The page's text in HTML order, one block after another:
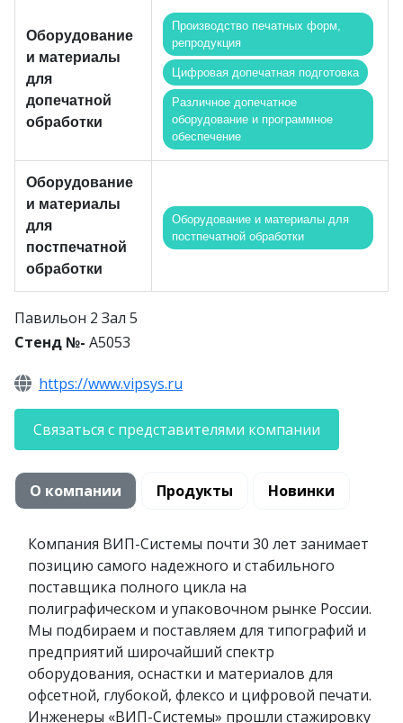
Оборудование
и материалы
для
допечатной
обработки
Производство печатных форм,
репродукция
Цифровая допечатная подготовка
Различное допечатное
оборудование и программное
обеспечение
Оборудование
и материалы
для
постпечатной
обработки
Оборудование и материалы для
постпечатной обработки
Павильон 2 Зал 5
Стенд №- A5053
https://www.vipsys.ru
Связаться с представителями компании
О компании Продукты Новинки
Компания ВИП-Системы почти 30 лет занимает
позицию самого надежного и стабильного
поставщика полного цикла на
полиграфическом и упаковочном рынке России.
Мы подбираем и поставляем для типографий и
предприятий широчайший спектр
оборудования, оснастки и материалов для
офсетной, глубокой, флексо и цифровой печати.
Инженеры «ВИП-Системы» прошли стажировку